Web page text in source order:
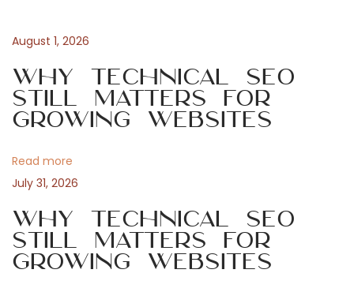
n
a
i
g
a
s
o
s
t
t
n
a
i
v
n
ě
p
August 1, 2026
Why Technical SEO
Still Matters for
Growing Websites
Read more
July 31, 2026
Why Technical SEO
Still Matters for
Growing Websites